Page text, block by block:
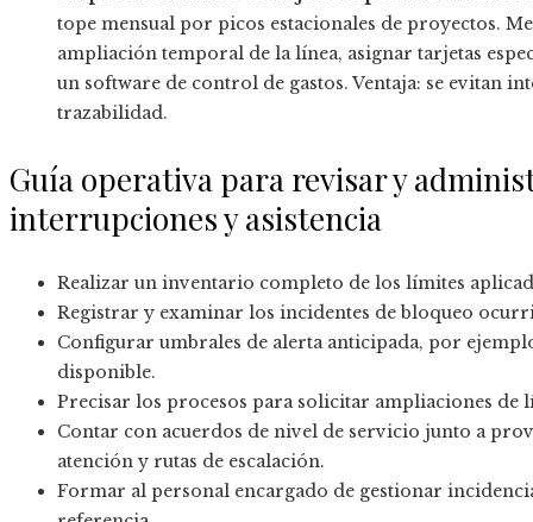
tope mensual por picos estacionales de proyectos.
ampliación temporal de la línea, asignar tarjetas
un software de control de gastos. Ventaja: se evitan
trazabilidad.
Guía operativa para revisar y
interrupciones y asistencia
Realizar un inventario completo de los límites
Registrar y examinar los incidentes de bloqueo
Configurar umbrales de alerta anticipada, por
disponible.
Precisar los procesos para solicitar ampliaciones de
Contar con acuerdos de nivel de servicio junto a
atención y rutas de escalación.
Formar al personal encargado de gestionar